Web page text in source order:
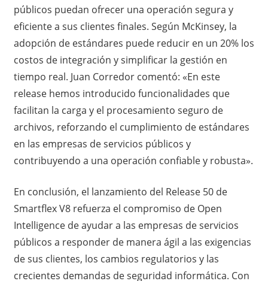
públicos puedan ofrecer una operación segura y
eficiente a sus clientes finales. Según McKinsey, la
adopción de estándares puede reducir en un 20% los
costos de integración y simplificar la gestión en
tiempo real. Juan Corredor comentó: «En este
release hemos introducido funcionalidades que
facilitan la carga y el procesamiento seguro de
archivos, reforzando el cumplimiento de estándares
en las empresas de servicios públicos y
contribuyendo a una operación confiable y robusta».
En conclusión, el lanzamiento del Release 50 de
Smartflex V8 refuerza el compromiso de Open
Intelligence de ayudar a las empresas de servicios
públicos a responder de manera ágil a las exigencias
de sus clientes, los cambios regulatorios y las
crecientes demandas de seguridad informática. Con